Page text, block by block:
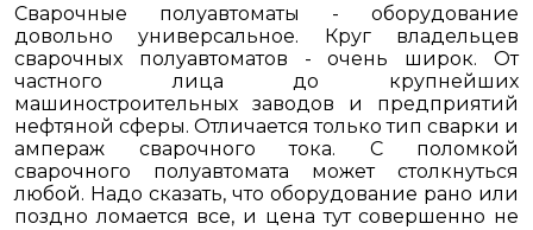
Сварочные полуавтоматы - оборудование
довольно универсальное. Круг владельцев
сварочных полуавтоматов - очень широк. От
частного лица до крупнейших
машиностроительных заводов и предприятий
нефтяной сферы. Отличается только тип сварки и
ампераж сварочного тока. С поломкой
сварочного полуавтомата может столкнуться
любой. Надо сказать, что оборудование рано или
поздно ломается все, и цена тут совершенно не